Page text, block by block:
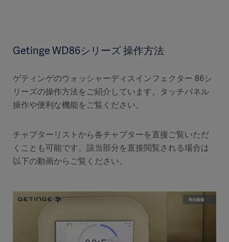
Getinge WD86シリーズ 操作方法
ゲティンゲのウォッシャーディスインフェクター 86シ
リーズの操作方法をご紹介しています。タッチパネル
操作や便利な機能をご覧ください。
チャプターリストから各チャプターを直接ご覧いただ
くことも可能です。該当部分を直接閲覧される場合は
以下の動画からご覧ください。